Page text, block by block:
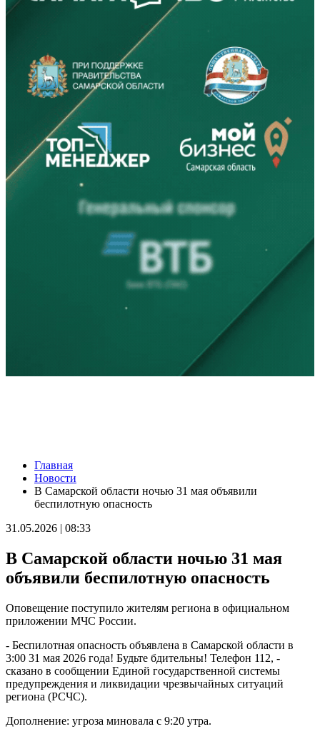
В Самаре изменят схему движения шести автобусов с 8 до 12
августа
07.08.2026 | 20:51
В Самаре пустят дополнительный транспорт в день матча КС
07.08.2026 | 20:07
172 и 174
07.08.2026 | 19:29
Лук, капуста и свекла: в Минпромторге Самарской области
07.08.2026 | 19:11
В селе Усинское тушили крышу "заброшки" 7 августа
В облизбиркоме разыграли порядок размещения эмблем
политических партий в избирательных бюллетенях
07.08.2026 | 18:49
Исследование: россияне увеличивают расходы на спорт и
ЗОЖ
В Самарской области продлили ограничения по купанию на
Главная
Новости
В Самарской области ночью 31 мая объявили
беспилотную опасность
31.05.2026 | 08:33
В Самарской области ночью 31 мая
объявили беспилотную опасность
Оповещение поступило жителям региона в официальном
приложении МЧС России.
- Беспилотная опасность объявлена в Самарской области в
3:00 31 мая 2026 года! Будьте бдительны! Телефон 112, -
сказано в сообщении Единой государственной системы
предупреждения и ликвидации чрезвычайных ситуаций
региона (РСЧС).
Дополнение: угроза миновала с 9:20 утра.